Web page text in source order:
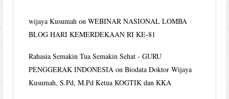
wijaya Kusumah onWEBINAR NASIONAL LOMBA
BLOG HARI KEMERDEKAAN RI KE-81
Rahasia Semakin Tua Semakin Sehat - GURU
PENGGERAK INDONESIA onBiodata Doktor Wijaya
Kusumah, S.Pd, M.Pd Ketua KOGTIK dan KKA